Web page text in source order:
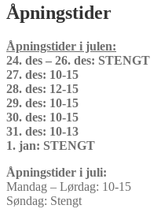
Åpningstider
Åpningstider i julen:
24. des – 26. des: STENGT
27. des: 10-15
28. des: 12-15
29. des: 10-15
30. des: 10-15
31. des: 10-13
1. jan: STENGT
Åpningstider i juli:
Mandag – Lørdag: 10-15
Søndag: Stengt